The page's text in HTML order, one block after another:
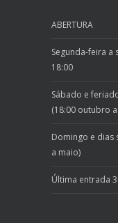
ABERTURA
Segunda-feira a
18:00
Sábado e
(18:00 outubro
Domingo e dias
a maio)
Última entrada